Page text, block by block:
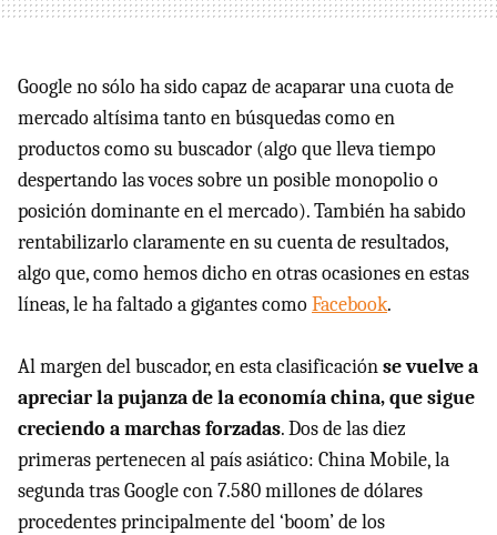
Google no sólo ha sido capaz de acaparar una cuota de
mercado altísima tanto en búsquedas como en
productos como su buscador (algo que lleva tiempo
despertando las voces sobre un posible monopolio o
posición dominante en el mercado). También ha sabido
rentabilizarlo claramente en su cuenta de resultados,
algo que, como hemos dicho en otras ocasiones en estas
líneas, le ha faltado a gigantes comoFacebook.
Al margen del buscador, en esta clasificaciónse vuelve a
apreciar la pujanza de la economía china, que sigue
creciendo a marchas forzadas. Dos de las diez
primeras pertenecen al país asiático: China Mobile, la
segunda tras Google con 7.580 millones de dólares
procedentes principalmente del ‘boom’ de los